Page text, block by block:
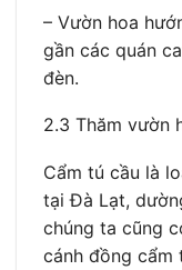
– Vườn hoa
gần các quán
đèn.
2.3 Thăm vườn
Cẩm tú cầu là
tại Đà Lạt,
chúng ta cũng
cánh đồng cẩm